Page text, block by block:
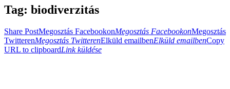
Tag: biodiverzitás
Share PostMegosztás FacebookonMegosztás FacebookonMegosztás
TwitterenMegosztás TwitterenElküld emailbenElküld emailbenCopy
URL to clipboardLink küldése